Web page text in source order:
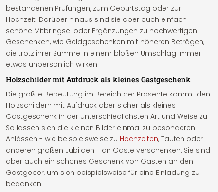
bestandenen Prüfungen, zum Geburtstag oder zur
Hochzeit. Darüber hinaus sind sie aber auch einfach
schöne Mitbringsel oder Ergänzungen zu hochwertigen
Geschenken, wie Geldgeschenken mit höheren Beträgen,
die trotz ihrer Summe in einem bloßen Umschlag immer
etwas unpersönlich wirken.
Holzschilder mit Aufdruck als kleines Gastgeschenk
Die größte Bedeutung im Bereich der Präsente kommt den
Holzschildern mit Aufdruck aber sicher als kleines
Gastgeschenk in der unterschiedlichsten Art und Weise zu.
So lassen sich die kleinen Bilder einmal zu besonderen
Anlässen - wie beispielsweise zu Hochzeiten, Taufen oder
anderen großen Jubiläen - an Gäste verschenken. Sie sind
aber auch ein schönes Geschenk von Gästen an den
Gastgeber, um sich beispielsweise für eine Einladung zu
bedanken.